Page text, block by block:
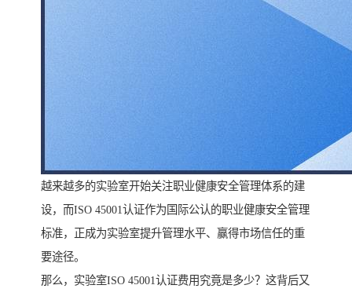
越来越多的实验室开始关注职业健康安全管理体系的建
设，而ISO 45001认证作为国际公认的职业健康安全管理
标准，正成为实验室提升管理水平、赢得市场信任的重
要途径。
那么，实验室ISO 45001认证费用究竟是多少？这背后又